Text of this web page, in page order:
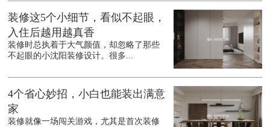
装修这5个小细节，看似不起眼，
入住后越用越真香
装修时总执着于大气颜值，却忽略了那些
不起眼的小沈阳装修设计。很多...
4个省心妙招，小白也能装出满意
家
装修就像一场闯关游戏，尤其是首次装修